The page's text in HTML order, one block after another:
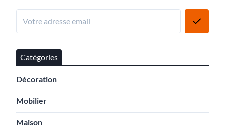
Catégories
Décoration
Mobilier
Maison